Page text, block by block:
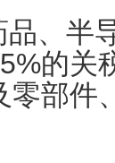
、半
的关
零部